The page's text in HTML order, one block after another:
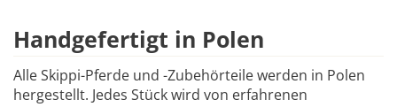
Handgefertigt in Polen
Alle Skippi-Pferde und -Zubehörteile werden in Polen
hergestellt. Jedes Stück wird von erfahrenen